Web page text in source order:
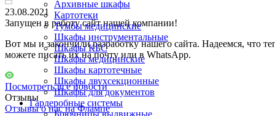
Архивные шкафы
Картотеки
Тумбы медицинские
Шкафы инструментальные
Шкафы КБС
Шкафы медицинские
Шкафы картотечные
Шкафы двухсекционные
Шкафы для документов
Гардеробные системы
Брючницы выдвижные
23.08.2021
Запущен в работу сайт нашей компании!
Вот мы и закончили разработку нашего сайта. Надеемся, что
можете писать их на почту или в WhatsApp.
Посмотреть все новости
Отзывы
Отзывы о нас на Флампе